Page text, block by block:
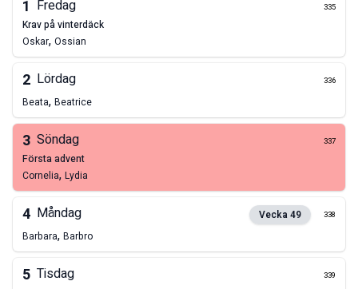
1 Fredag 335
krav på vinterdäck
Oskar, Ossian
2 Lördag 336
Beata, Beatrice
3 Söndag 337
första advent
Cornelia, Lydia
4 Måndag Vecka49 338
Barbara, Barbro
5 Tisdag 339